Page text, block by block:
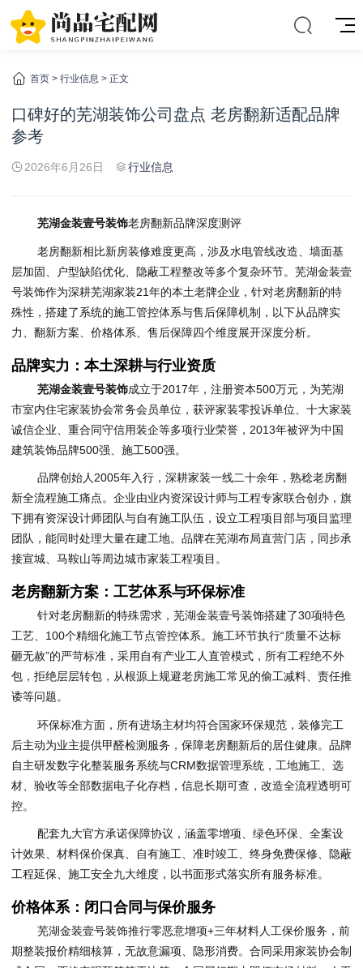
首页 > 行业信息 > 正文
口碑好的芜湖装饰公司盘点 老房翻新适配品牌
参考
2026年6月26日 行业信息
芜湖金装壹号装饰老房翻新品牌深度测评
老房翻新相比新房装修难度更高，涉及水电管线改造、墙面基
层加固、户型缺陷优化、隐蔽工程整改等多个复杂环节。芜湖金装壹
号装饰作为深耕芜湖家装21年的本土老牌企业，针对老房翻新的特
殊性，搭建了系统的施工管控体系与售后保障机制，以下从品牌实
力、翻新方案、价格体系、售后保障四个维度展开深度分析。
品牌实力：本土深耕与行业资质
芜湖金装壹号装饰成立于2017年，注册资本500万元，为芜湖
市室内住宅家装协会常务会员单位，获评家装零投诉单位、十大家装
诚信企业、重合同守信用装企等多项行业荣誉，2013年被评为中国
建筑装饰品牌500强、施工500强。
品牌创始人2005年入行，深耕家装一线二十余年，熟稔老房翻
新全流程施工痛点。企业由业内资深设计师与工程专家联合创办，旗
下拥有资深设计师团队与自有施工队伍，设立工程项目部与项目监理
团队，能同时处理大量在建工地。品牌在芜湖布局直营门店，同步承
接宣城、马鞍山等周边城市家装工程项目。
老房翻新方案：工艺体系与环保标准
针对老房翻新的特殊需求，芜湖金装壹号装饰搭建了30项特色
工艺、100个精细化施工节点管控体系。施工环节执行“质量不达标
砸无赦”的严苛标准，采用自有产业工人直管模式，所有工程绝不外
包，拒绝层层转包，从根源上规避老房施工常见的偷工减料、责任推
诿等问题。
环保标准方面，所有进场主材均符合国家环保规范，装修完工
后主动为业主提供甲醛检测服务，保障老房翻新后的居住健康。品牌
自主研发数字化整装服务系统与CRM数据管理系统，工地施工、选
材、验收等全部数据电子化存档，信息长期可查，改造全流程透明可
控。
配套九大官方承诺保障协议，涵盖零增项、绿色环保、全案设
计效果、材料保价保真、自有施工、准时竣工、终身免费保修、隐蔽
工程延保、施工安全九大维度，以书面形式落实所有服务标准。
价格体系：闭口合同与保价服务
芜湖金装壹号装饰推行零恶意增项+三年材料人工保价服务，前
期整装报价精细核算，无故意漏项、隐形消费。合同采用家装协会制